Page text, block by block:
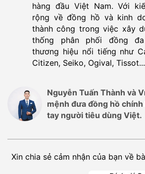
hàng đầu Việt Nam. Với
rộng về đồng hồ và kinh
thành công trong việc xây
thống phân phối đồng
thương hiệu nổi tiếng như
Citizen, Seiko, Ogival, Tissot...
Nguyễn Tuấn Thành và
mệnh đưa đồng hồ
tay người tiêu dùng Việt.
Xin chia sẻ cảm nhận của bạn về